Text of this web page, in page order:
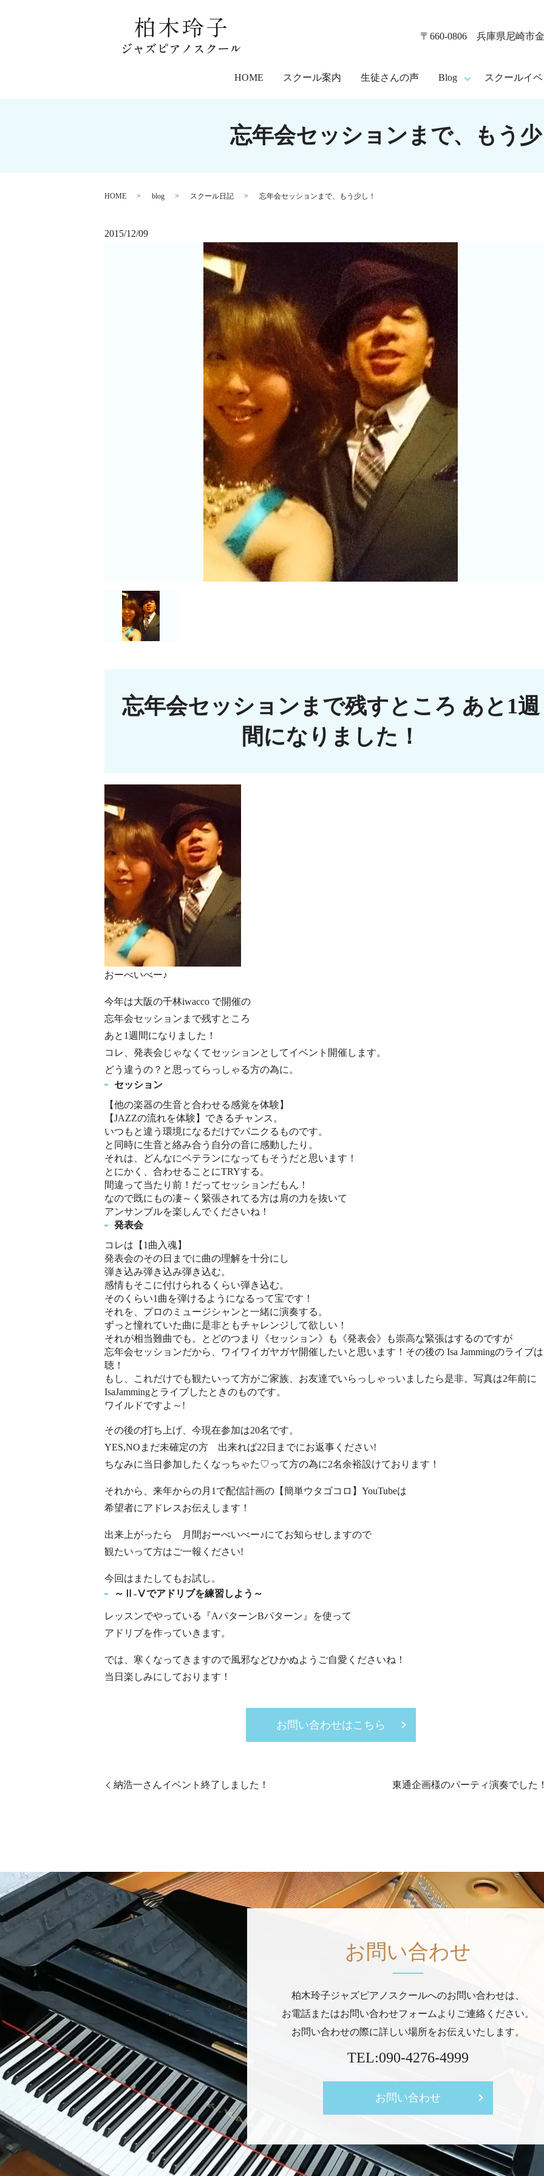
〒660-0806 兵庫県尼崎市
HOME スクール案内 生徒さんの声 Blog スクールイ
忘年会セッションまで、もう
HOME blog スクール日記 忘年会セッションまで、もう少し！
2015/12/09
忘年会セッションまで残すところ あと1週
間になりました！
おーべいべー♪
今年は大阪の千林iwacco で開催の
忘年会セッションまで残すところ
あと1週間になりました！
コレ、発表会じゃなくてセッションとしてイベント開催します。
どう違うの？と思ってらっしゃる方の為に。
セッション
【他の楽器の生音と合わせる感覚を体験】
【JAZZの流れを体験】できるチャンス。
いつもと違う環境になるだけでパニクるものです。
と同時に生音と絡み合う自分の音に感動したり。
それは、どんなにベテランになってもそうだと思います！
とにかく、合わせることにTRYする。
間違って当たり前！だってセッションだもん！
なので既にもの凄～く緊張されてる方は肩の力を抜いて
アンサンブルを楽しんでくださいね！
発表会
コレは【1曲入魂】
発表会のその日までに曲の理解を十分にし
弾き込み弾き込み弾き込む。
感情もそこに付けられるくらい弾き込む。
そのくらい1曲を弾けるようになるって宝です！
それを、プロのミュージシャンと一緒に演奏する。
ずっと憧れていた曲に是非ともチャレンジして欲しい！
それが相当難曲でも。とどのつまり《セッション》も《発表会》も崇高な緊張はするのですが
忘年会セッションだから、ワイワイガヤガヤ開催したいと思います！その後の Isa Jammingのライブ
聴！
もし、これだけでも観たいって方がご家族、お友達でいらっしゃっいましたら是非。写真は2年前に
IsaJammingとライブしたときのものです。
ワイルドですよ～!
その後の打ち上げ、今現在参加は20名です。
YES,NOまだ未確定の方 出来れば22日までにお返事ください!
ちなみに当日参加したくなっちゃた♡って方の為に2名余裕設けております！
それから、来年からの月1で配信計画の【簡単ウタゴコロ】YouTubeは
希望者にアドレスお伝えします！
出来上がったら 月間おーべいべー♪にてお知らせしますので
観たいって方はご一報ください!
今回はまたしてもお試し。
～Ⅱ-Ⅴでアドリブを練習しよう～
レッスンでやっている『AパターンBパターン』を使って
アドリブを作っていきます。
では、寒くなってきますので風邪などひかぬようご自愛くださいね！
当日楽しみにしております！
お問い合わせはこちら
納浩一さんイベント終了しました！ 東通企画様のパーティ演奏でした
お問い合わせ
柏木玲子ジャズピアノスクールへのお問い合わせは、
お電話またはお問い合わせフォームよりご連絡ください。
お問い合わせの際に詳しい場所をお伝えいたします。
TEL:090-4276-4999
お問い合わせ